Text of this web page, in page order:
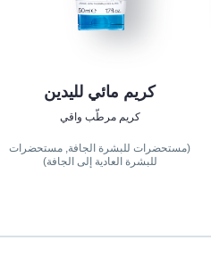
كريم مائي لليدين
كريم مرطّب واقي
(مستحضرات للبشرة الجافة, مستحضرات
للبشرة العادية إلى الجافة)